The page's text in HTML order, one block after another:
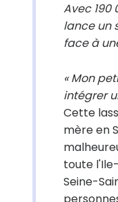
Avec
lance un
face à
« Mon
intégrer
Cette
mère en
toute
Seine-